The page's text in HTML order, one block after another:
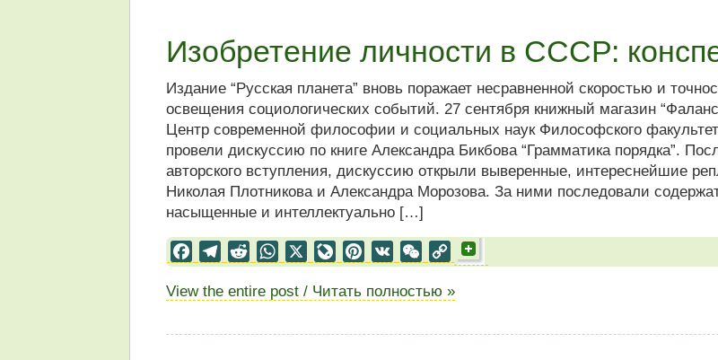
Изобретение личности в СССР:
Издание “Русская планета” вновь поражает несравненной скоростью и
освещения социологических событий. 27 сентября книжный магазин
Центр современной философии и социальных наук Философского
провели дискуссию по книге Александра Бикбова “Грамматика порядка”.
авторского вступления, дискуссию открыли выверенные, интереснейшие
Николая Плотникова и Александра Морозова. За ними последовали
насыщенные и интеллектуально […]
FacebookTelegramRedditWhatsApp LiveJournal
Pinterest
VK WeChat
Copy
View the entire post / Читать полностью »